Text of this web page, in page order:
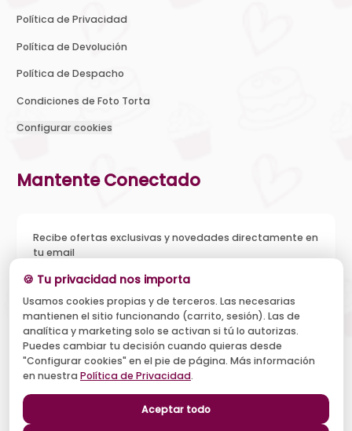
Política de Privacidad
Política de Devolución
Política de Despacho
Condiciones de Foto Torta
Configurar cookies
Mantente Conectado
Recibe ofertas exclusivas y novedades directamente en
tu email
Acepto recibir novedades y ofertas, y el tratamiento de mi
email según la Política de Privacidad . Puedo darme de baja
cuando quiera.
Suscribirse
🍪 Tu privacidad nos importa
Usamos cookies propias y de terceros. Las necesarias
mantienen el sitio funcionando (carrito, sesión). Las de
analítica y marketing solo se activan si tú lo autorizas.
Puedes cambiar tu decisión cuando quieras desde
"Configurar cookies" en el pie de página. Más información
en nuestra Política de Privacidad.
Aceptar todo